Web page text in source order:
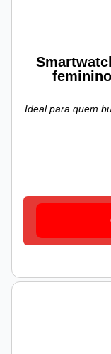
Ideal para quem